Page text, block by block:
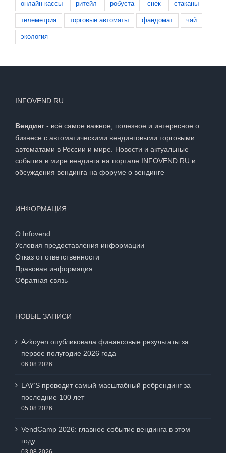
онлайн-кассы ритейл робуста снек стаканы
телеметрия торговые автоматы фандомат чай
экология
INFOVEND.RU
Вендинг
- всё самое важное, полезное и интересное о
бизнесе с автоматическими вендинговыми торговыми
автоматами в России и мире. Новости и актуальные
события в мире вендинга на портале INFOVEND.RU и
обсуждения вендинга на форуме о вендинге
ИНФОРМАЦИЯ
О Infovend
Условия предоставления информации
Отказ от ответственности
Правовая информация
Обратная связь
НОВЫЕ ЗАПИСИ
Azkoyen опубликовала финансовые результаты за
первое полугодие 2026 года
06.08.2026
LAY’S проводит самый масштабный ребрендинг за
последние 100 лет
05.08.2026
VendCamp 2026: главное событие вендинга в этом
году